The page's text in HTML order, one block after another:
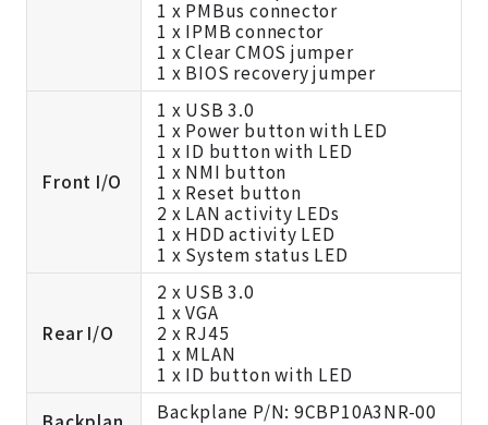
1 x PMBus connector
1 x IPMB connector
1 x Clear CMOS jumper
1 x BIOS recovery jumper
Front I/O
1 x USB 3.0
1 x Power button with LED
1 x ID button with LED
1 x NMI button
1 x Reset button
2 x LAN activity LEDs
1 x HDD activity LED
1 x System status LED
Rear I/O
2 x USB 3.0
1 x VGA
2 x RJ45
1 x MLAN
1 x ID button with LED
Backplane P/N: 9CBP10A3NR-00